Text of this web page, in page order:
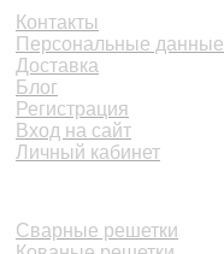
Контакты
Персональные данные
Доставка
Блог
Регистрация
Вход на сайт
Личный кабинет
Сварные решетки